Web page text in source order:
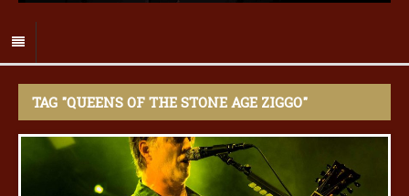
TAG "QUEENS OF THE STONE AGE ZIGGO"